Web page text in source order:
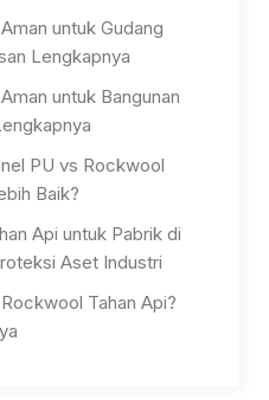
untuk Gudang
Lengkapnya
untuk Bangunan
PU vs Rockwool
Baik?
Api untuk Pabrik di
Aset Industri
Tahan Api?